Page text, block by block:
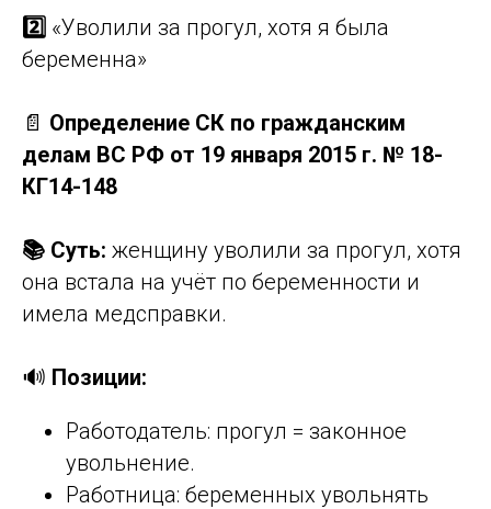
2️⃣ «Уволили за прогул, хотя я была
беременна»
📄 Определение СК по гражданским
делам ВС РФ от 19 января 2015 г. № 18-
КГ14-148
📚 Суть: женщину уволили за прогул, хотя
она встала на учёт по беременности и
имела медсправки.
🔊 Позиции:
Работодатель: прогул = законное
увольнение.
Работница: беременных увольнять